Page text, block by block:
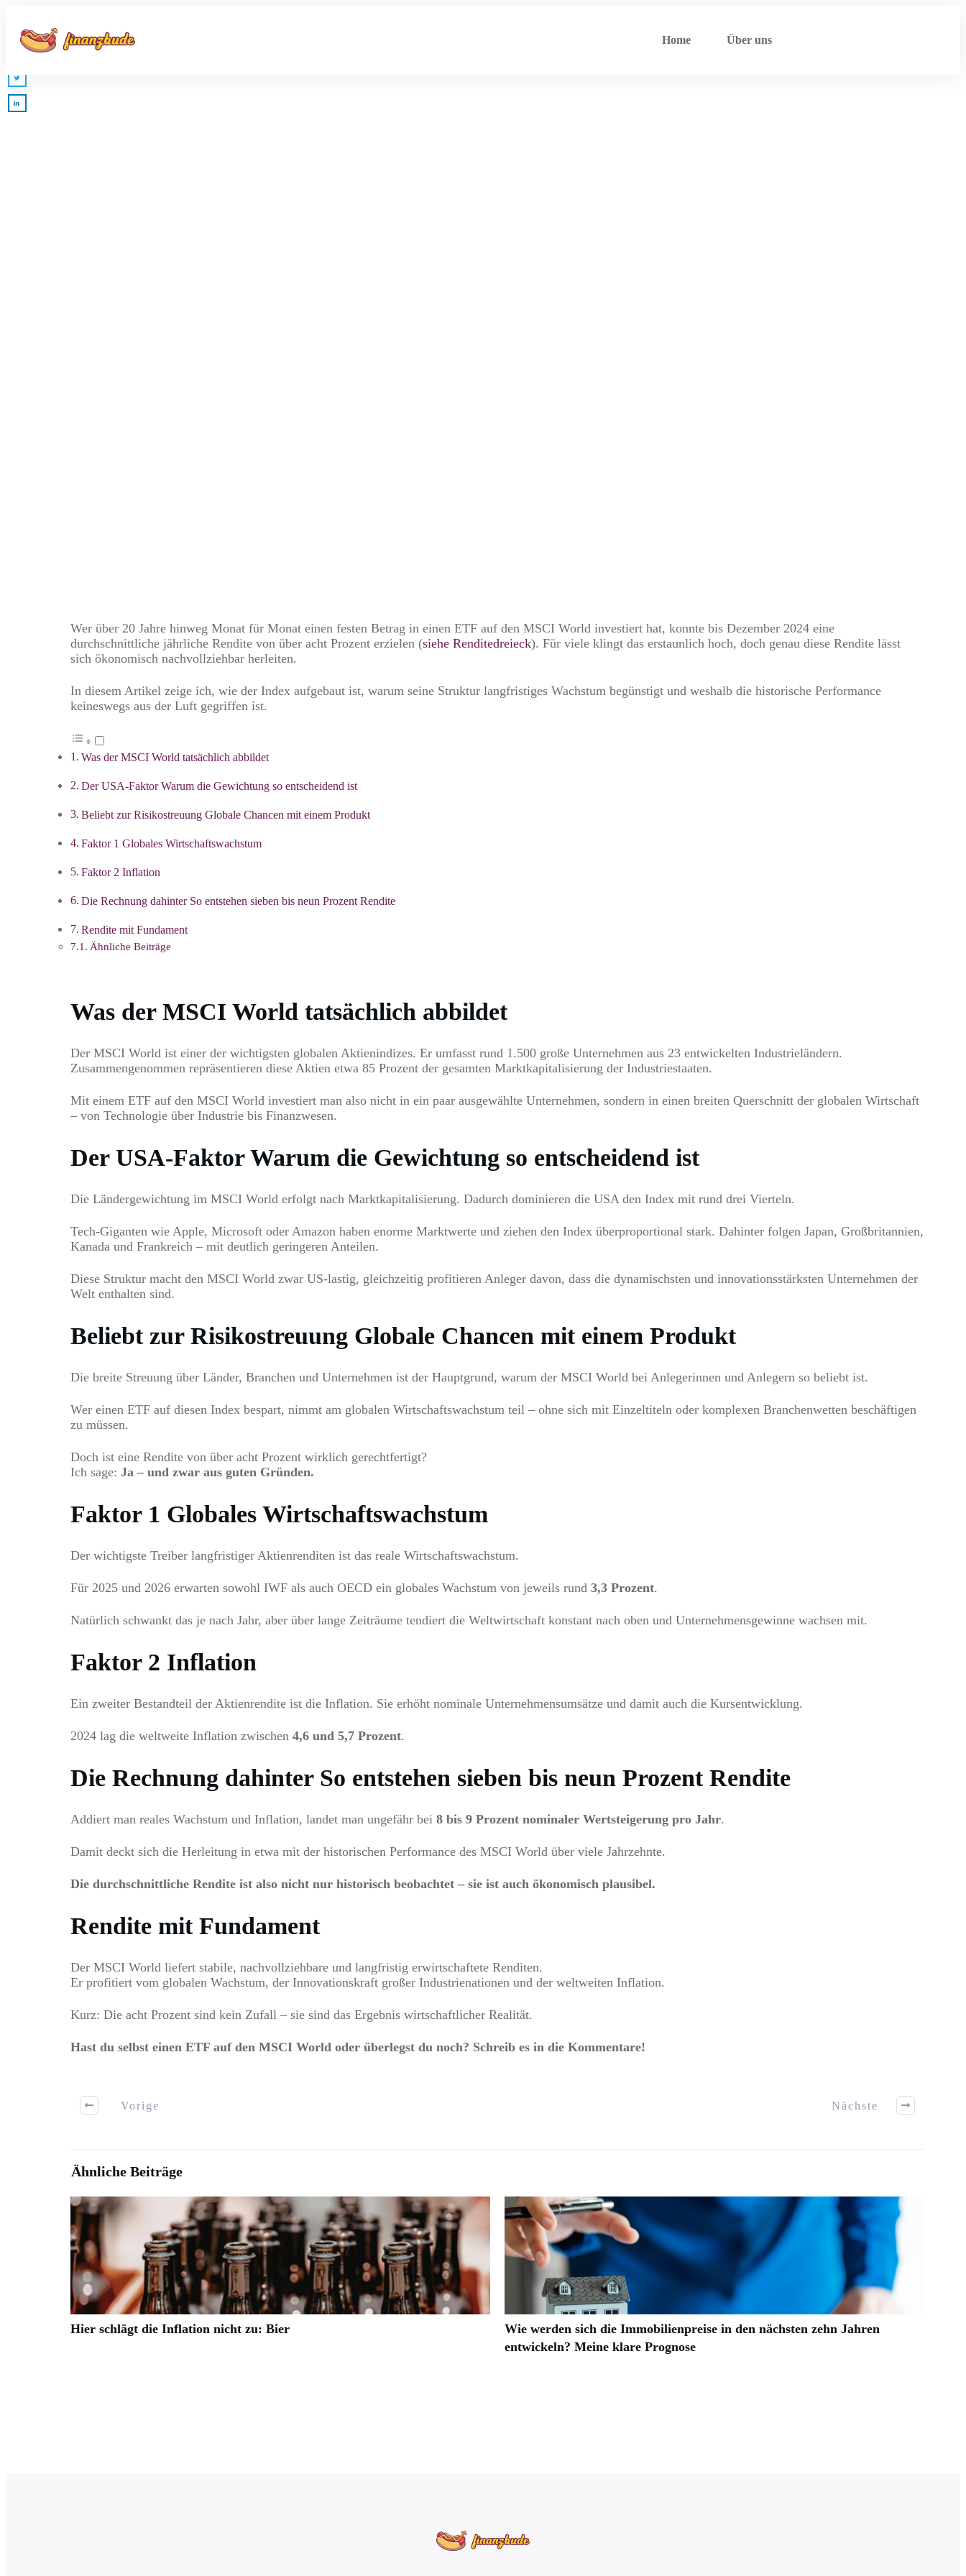
Home Über uns
Wer über 20 Jahre hinweg Monat für Monat einen festen Betrag in einen ETF auf den MSCI World investiert hat, konnte bis Dezember 2024 eine
durchschnittliche jährliche Rendite von über acht Prozent erzielen (siehe Renditedreieck). Für viele klingt das erstaunlich hoch, doch genau diese Rendite lässt
sich ökonomisch nachvollziehbar herleiten.
In diesem Artikel zeige ich, wie der Index aufgebaut ist, warum seine Struktur langfristiges Wachstum begünstigt und weshalb die historische Performance
keineswegs aus der Luft gegriffen ist.
Was der MSCI World tatsächlich abbildet
Der USA-Faktor Warum die Gewichtung so entscheidend ist
Beliebt zur Risikostreuung Globale Chancen mit einem Produkt
Faktor 1 Globales Wirtschaftswachstum
Faktor 2 Inflation
Die Rechnung dahinter So entstehen sieben bis neun Prozent Rendite
Rendite mit Fundament
Ähnliche Beiträge
Was der MSCI World tatsächlich abbildet
Der MSCI World ist einer der wichtigsten globalen Aktienindizes. Er umfasst rund 1.500 große Unternehmen aus 23 entwickelten Industrieländern.
Zusammengenommen repräsentieren diese Aktien etwa 85 Prozent der gesamten Marktkapitalisierung der Industriestaaten.
Mit einem ETF auf den MSCI World investiert man also nicht in ein paar ausgewählte Unternehmen, sondern in einen breiten Querschnitt der globalen Wirtschaft
– von Technologie über Industrie bis Finanzwesen.
Der USA-Faktor Warum die Gewichtung so entscheidend ist
Die Ländergewichtung im MSCI World erfolgt nach Marktkapitalisierung. Dadurch dominieren die USA den Index mit rund drei Vierteln.
Tech-Giganten wie Apple, Microsoft oder Amazon haben enorme Marktwerte und ziehen den Index überproportional stark. Dahinter folgen Japan, Großbritannien,
Kanada und Frankreich – mit deutlich geringeren Anteilen.
Diese Struktur macht den MSCI World zwar US-lastig, gleichzeitig profitieren Anleger davon, dass die dynamischsten und innovationsstärksten Unternehmen der
Welt enthalten sind.
Beliebt zur Risikostreuung Globale Chancen mit einem Produkt
Die breite Streuung über Länder, Branchen und Unternehmen ist der Hauptgrund, warum der MSCI World bei Anlegerinnen und Anlegern so beliebt ist.
Wer einen ETF auf diesen Index bespart, nimmt am globalen Wirtschaftswachstum teil – ohne sich mit Einzeltiteln oder komplexen Branchenwetten beschäftigen
zu müssen.
Doch ist eine Rendite von über acht Prozent wirklich gerechtfertigt?
Ich sage: Ja – und zwar aus guten Gründen.
Faktor 1 Globales Wirtschaftswachstum
Der wichtigste Treiber langfristiger Aktienrenditen ist das reale Wirtschaftswachstum.
Für 2025 und 2026 erwarten sowohl IWF als auch OECD ein globales Wachstum von jeweils rund 3,3 Prozent.
Natürlich schwankt das je nach Jahr, aber über lange Zeiträume tendiert die Weltwirtschaft konstant nach oben und Unternehmensgewinne wachsen mit.
Faktor 2 Inflation
Ein zweiter Bestandteil der Aktienrendite ist die Inflation. Sie erhöht nominale Unternehmensumsätze und damit auch die Kursentwicklung.
2024 lag die weltweite Inflation zwischen 4,6 und 5,7 Prozent.
Die Rechnung dahinter So entstehen sieben bis neun Prozent Rendite
Addiert man reales Wachstum und Inflation, landet man ungefähr bei 8 bis 9 Prozent nominaler Wertsteigerung pro Jahr.
Damit deckt sich die Herleitung in etwa mit der historischen Performance des MSCI World über viele Jahrzehnte.
Die durchschnittliche Rendite ist also nicht nur historisch beobachtet – sie ist auch ökonomisch plausibel.
Rendite mit Fundament
Der MSCI World liefert stabile, nachvollziehbare und langfristig erwirtschaftete Renditen.
Er profitiert vom globalen Wachstum, der Innovationskraft großer Industrienationen und der weltweiten Inflation.
Kurz: Die acht Prozent sind kein Zufall – sie sind das Ergebnis wirtschaftlicher Realität.
Hast du selbst einen ETF auf den MSCI World oder überlegst du noch? Schreib es in die Kommentare!
Vorige Nächste
Ähnliche Beiträge
Hier schlägt die Inflation nicht zu: Bier
Wie werden sich die Immobilienpreise in den nächsten zehn Jahren
entwickeln? Meine klare Prognose